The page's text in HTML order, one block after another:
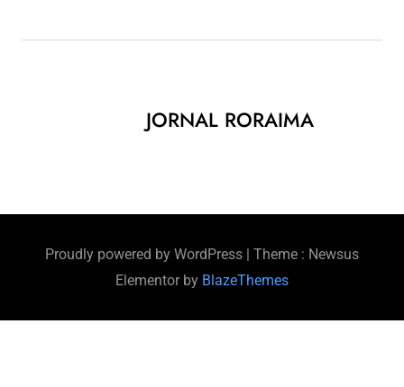
JORNAL RORAIMA
Proudly powered by WordPress | Theme : Newsus
Elementor by BlazeThemes